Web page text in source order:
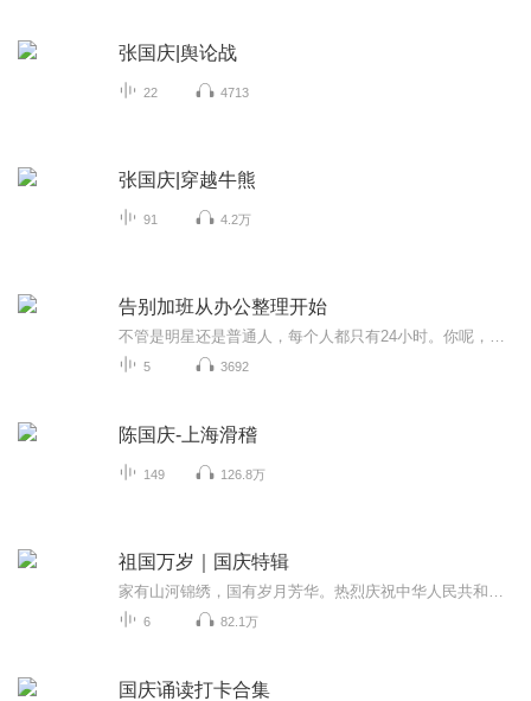
张国庆|舆论战
22 4713
张国庆|穿越牛熊
91 4.2万
告别加班从办公整理开始
5 3692
陈国庆-上海滑稽
149 126.8万
祖国万岁｜国庆特辑
6 82.1万
国庆诵读打卡合集